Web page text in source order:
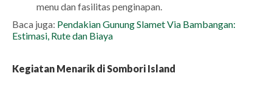
menu dan fasilitas penginapan.
Baca juga: Pendakian Gunung Slamet Via Bambangan:
Estimasi, Rute dan Biaya
Kegiatan Menarik di Sombori Island